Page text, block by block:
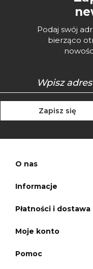
Podaj swój
bierząco
Zapisz się
O nas
Informacje
Płatności i dostawa
Moje konto
Pomoc